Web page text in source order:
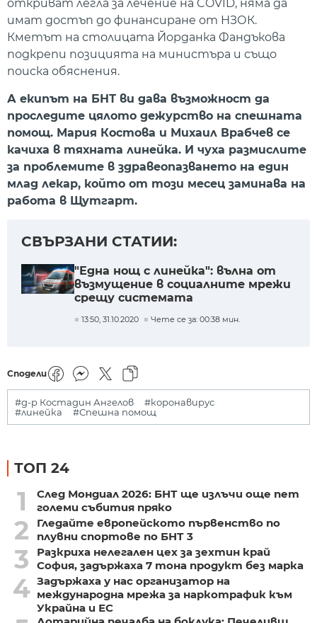
откриват легла за лечение на COVID, няма да
имат достъп до финансиране от НЗОК.
Кметът на столицата Йорданка Фандъкова
подкрепи позицията на министъра и също
поиска обяснения.
А екипът на БНТ ви дава възможност да
проследите цялото дежурство на спешната
помощ. Мария Костова и Михаил Врабчев се
качиха в тяхната линейка. И чуха размислите
за проблемите в здравеопазването на един
млад лекар, който от този месец заминава на
работа в Щутгарт.
СВЪРЗАНИ СТАТИИ:
"Една нощ с линейка": вълна от
възмущение в социалните мрежи
срещу системата
13:50, 31.10.2020 Чете се за: 00:38 мин.
Сподели
#д-р Костадин Ангелов
#коронавирус
#линейка
#Спешна помощ
ТОП 24
1
След Мондиал 2026: БНТ ще излъчи още пет
големи събития пряко
2
Гледайте европейското първенство по
плувни спортове по БНТ 3
3
Разкриха нелегален цех за зехтин край
София, задържаха 7 тона продукт без марка
4 Задържаха у нас организатор на
международна мрежа за наркотрафик към
Украйна и ЕС